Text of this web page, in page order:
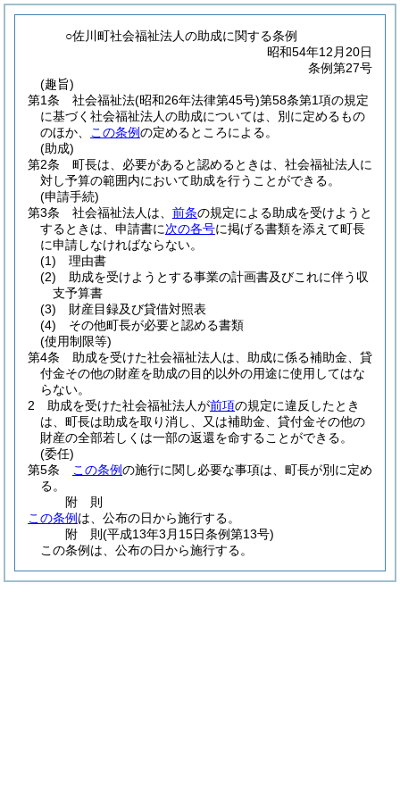
○佐川町社会福祉法人の助成に関する条例
昭和54年12月20日
条例第27号
(趣旨)
第1条
社会福祉法(昭和26年法律第45号)第58条第1項の規定
に基づく社会福祉法人の助成については、別に定めるもの
のほか、
この条例の定めるところによる。
(助成)
第2条
町長は、必要があると認めるときは、社会福祉法人に
対し予算の範囲内において助成を行うことができる。
(申請手続)
第3条
社会福祉法人は、 前条の規定による助成を受けようと
するときは、申請書に次の各号に掲げる書類を添えて町長
に申請しなければならない。
(1)
理由書
(2)
助成を受けようとする事業の計画書及びこれに伴う収
支予算書
(3)
財産目録及び貸借対照表
(4)
その他町長が必要と認める書類
(使用制限等)
第4条
助成を受けた社会福祉法人は、助成に係る補助金、貸
付金その他の財産を助成の目的以外の用途に使用してはな
らない。
2
助成を受けた社会福祉法人が前項の規定に違反したとき
は、町長は助成を取り消し、又は補助金、貸付金その他の
財産の全部若しくは一部の返還を命することができる。
(委任)
第5条
この条例の施行に関し必要な事項は、町長が別に定め
る。
附 則
この条例 は、公布の日から施行する。
附 則(平成13年3月15日条例第13号)
この条例は、公布の日から施行する。